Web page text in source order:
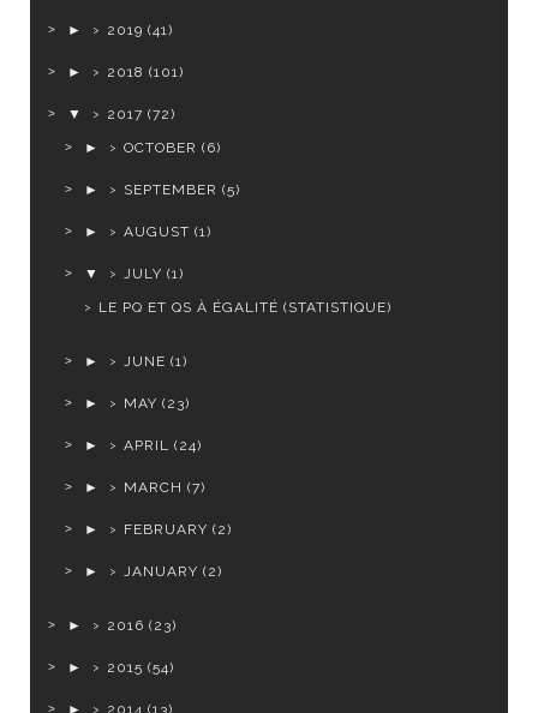
► 2019 (41)
► 2018 (101)
▼ 2017 (72)
►
OCTOBER (6)
► SEPTEMBER (5)
► AUGUST (1)
▼ JULY (1)
LE PQ ET QS À ÉGALITÉ (STATISTIQUE)
► JUNE (1)
► MAY (23)
► APRIL (24)
► MARCH (7)
► FEBRUARY (2)
► JANUARY (2)
► 2016 (23)
► 2015 (54)
► 2014 (13)